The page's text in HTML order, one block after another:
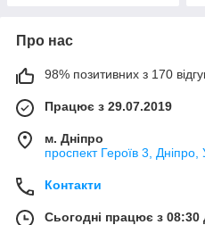
Про нас
98% позитивних з 170
Працює з 29.07.2019
м. Дніпро
проспект Героїв 3, Дніпро,
Контакти
Сьогодні працює з 08:30